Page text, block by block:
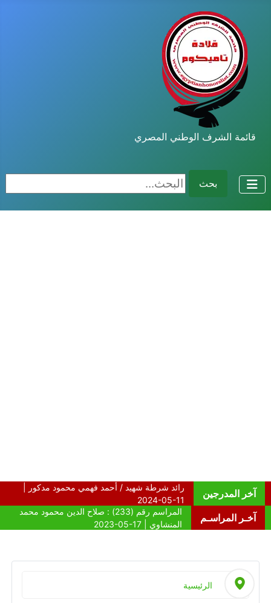
قائمة الشرف الوطني المصري
بحث البحث...
آخر المدرجين
آخـر المراسـم
الرئيسية